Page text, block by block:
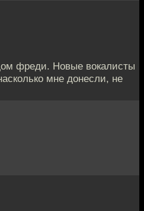
фреди. Новые вокалисты
мне донесли, не